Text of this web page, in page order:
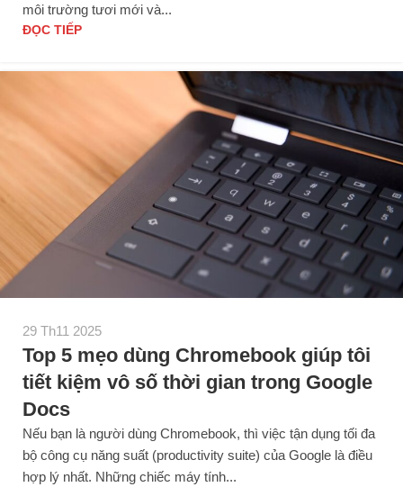
môi trường tươi mới và...
ĐỌC TIẾP
29 Th11 2025
Top 5 mẹo dùng Chromebook giúp tôi
tiết kiệm vô số thời gian trong Google
Docs
Nếu bạn là người dùng Chromebook, thì việc tận dụng tối đa
bộ công cụ năng suất (productivity suite) của Google là điều
hợp lý nhất. Những chiếc máy tính...